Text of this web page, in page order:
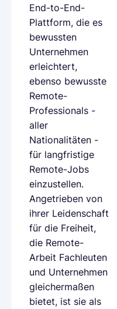
End-to-End-
Plattform, die es
bewussten
Unternehmen
erleichtert,
ebenso bewusste
Remote-
Professionals -
aller
Nationalitäten -
für langfristige
Remote-Jobs
einzustellen.
Angetrieben von
ihrer Leidenschaft
für die Freiheit,
die Remote-
Arbeit Fachleuten
und Unternehmen
gleichermaßen
bietet, ist sie als